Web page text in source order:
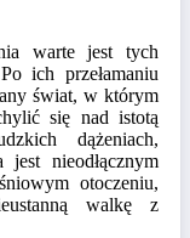
warte jest tych
ich przełamaniu
świat, w którym
się nad istotą
dążeniach,
nieodłącznym
otoczeniu,
walkę z